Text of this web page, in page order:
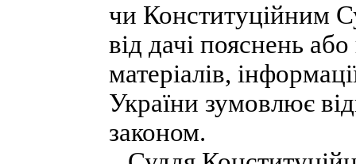
чи Конституційним
від дачі пояснень
матеріалів,
України зумовлює
законом.